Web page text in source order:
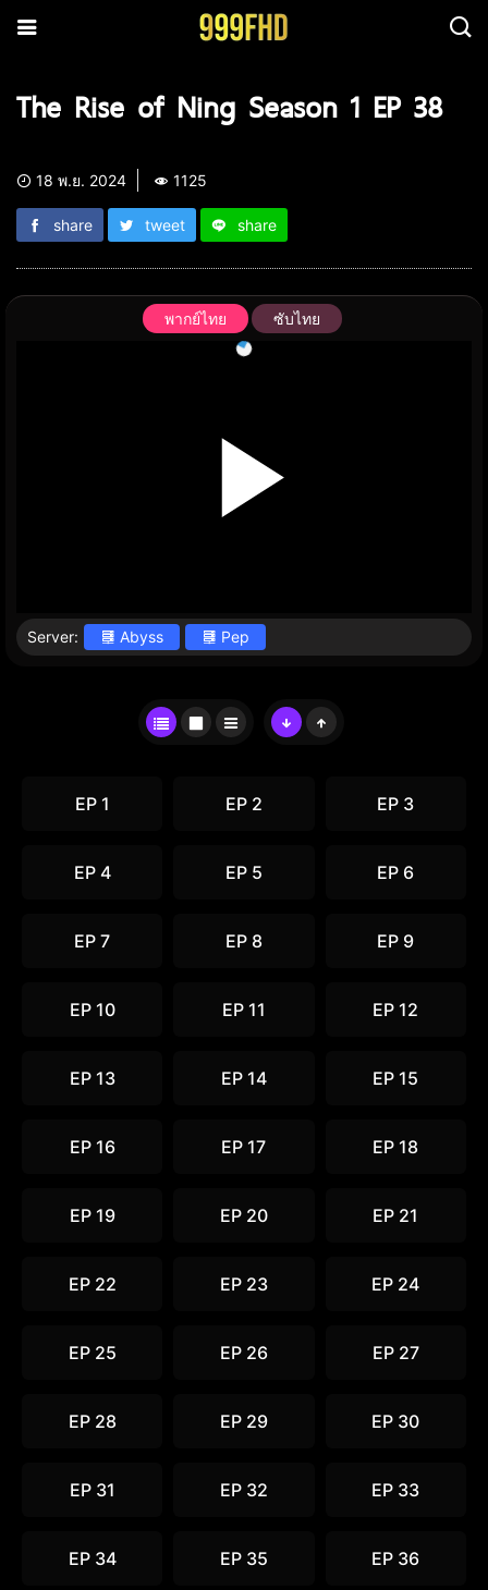
The Rise of Ning Season 1 EP 38
18 พ.ย. 2024 1125
share tweet share
พากย์ไทย ซับไทย
Server: Abyss Pep
EP 1 EP 2 EP 3
EP 4 EP 5 EP 6
EP 7 EP 8 EP 9
EP 10 EP 11 EP 12
EP 13 EP 14 EP 15
EP 16 EP 17 EP 18
EP 19 EP 20 EP 21
EP 22 EP 23 EP 24
EP 25 EP 26 EP 27
EP 28 EP 29 EP 30
EP 31 EP 32 EP 33
EP 34 EP 35 EP 36